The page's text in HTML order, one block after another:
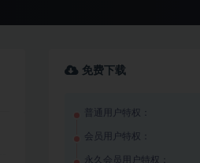
免费下载
普通用户特权：
会员用户特权：
永久会员用户特权：